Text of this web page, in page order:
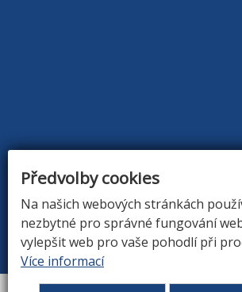
Předvolby cookies
Na našich webových stránkách
nezbytné pro správné fungování
vylepšit web pro vaše pohodlí při
Více informací